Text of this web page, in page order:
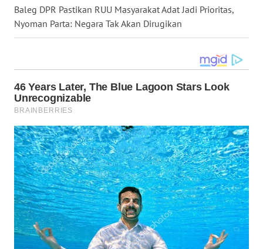
Baleg DPR Pastikan RUU Masyarakat Adat Jadi Prioritas,
Nyoman Parta: Negara Tak Akan Dirugikan
WN
DAIRI
WN
DANAU
TOBA
WN
NIAS
WN
LANGKAT
WN
TAPANULI
SELATAN